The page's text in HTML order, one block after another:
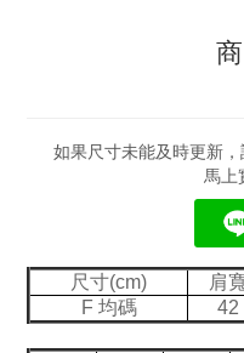
如果尺寸未能及時更新
馬上
尺寸(cm) 肩
F 均碼
42